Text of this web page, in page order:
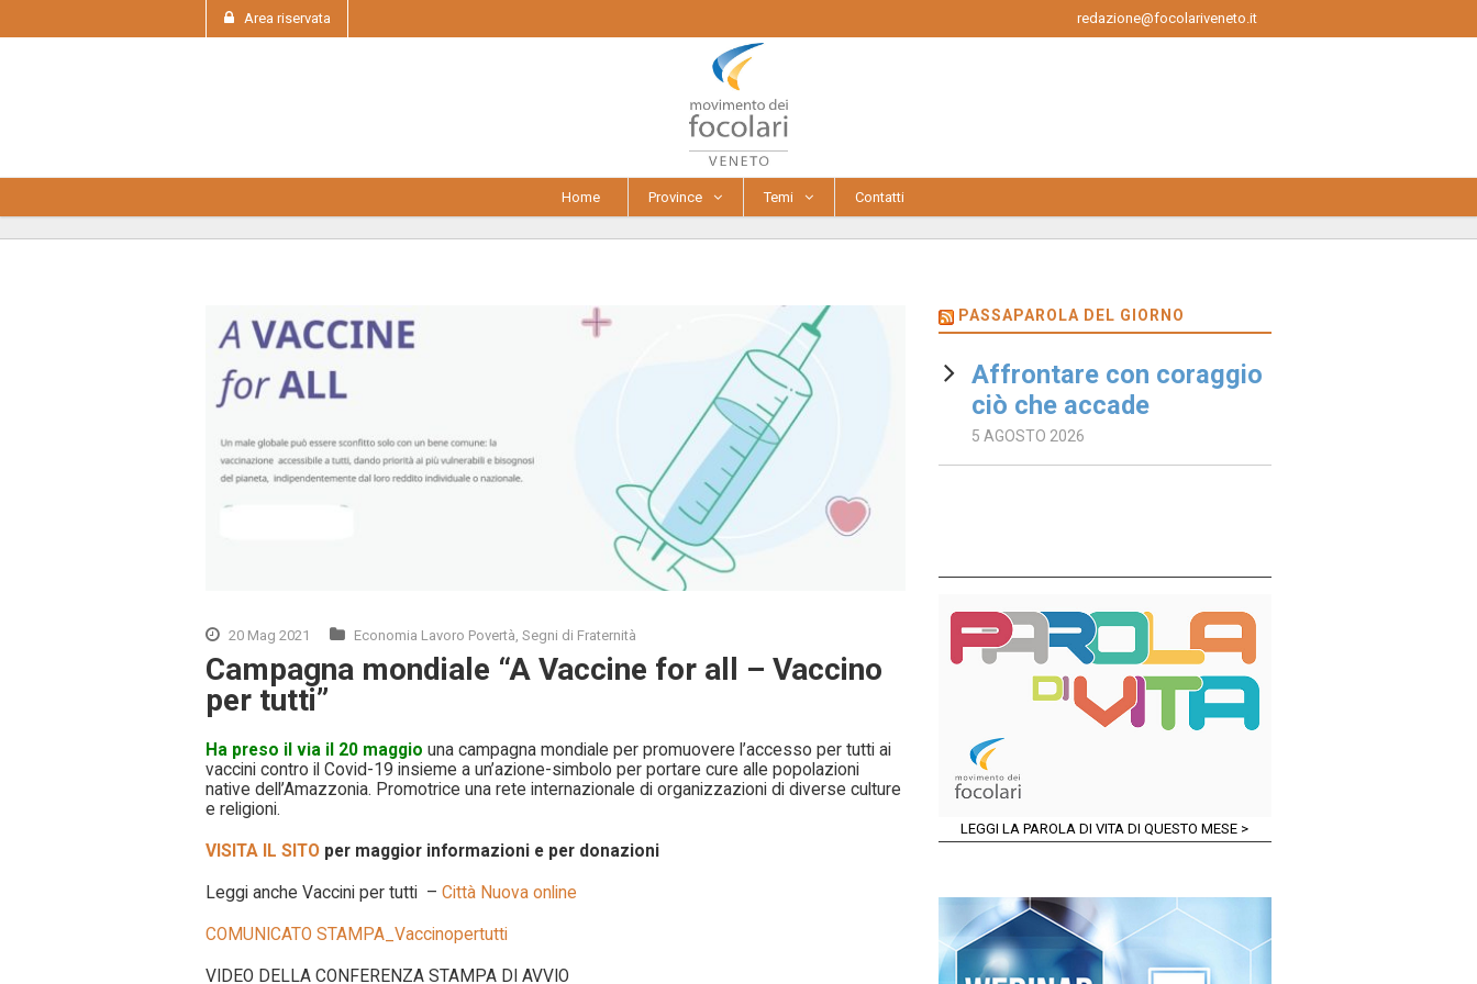
Area riservata redazione@focolariveneto.it
Home Province Temi Contatti
20 Mag 2021 Economia Lavoro Povertà Segni di Fraternità
Campagna mondiale “A Vaccine for all – Vaccino
per tutti”
Ha preso il via il 20 maggio una campagna mondiale per promuovere l’accesso per tutti ai
vaccini contro il Covid-19 insieme a un’azione-simbolo per portare cure alle popolazioni
native dell’Amazzonia. Promotrice una rete internazionale di organizzazioni di diverse culture
e religioni.
VISITA IL SITO per maggior informazioni e per donazioni
Leggi anche Vaccini per tutti – Città Nuova online
COMUNICATO STAMPA_Vaccinopertutti
VIDEO DELLA CONFERENZA STAMPA DI AVVIO
PASSAPAROLA DEL GIORNO
Affrontare con coraggio
ciò che accade
5 AGOSTO 2026
LEGGI LA PAROLA DI VITA DI QUESTO MESE >